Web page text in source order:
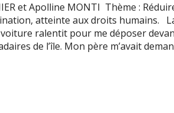
et Apolline MONTI Thème :
atteinte aux droits humains.
ralentit pour me déposer
de l’île. Mon père m’avait